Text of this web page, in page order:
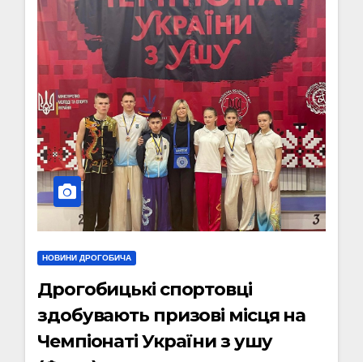
НОВИНИ ДРОГОБИЧА
Дрогобицькі спортовці
здобувають призові місця на
Чемпіонаті України з ушу